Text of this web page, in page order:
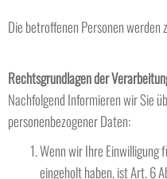
Die betroffenen Personen werden
Rechtsgrundlagen der
Nachfolgend Informieren wir Sie
personenbezogener Daten:
Wenn wir Ihre Einwilligung
eingeholt haben, ist Art. 6